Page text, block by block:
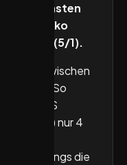
(7), Niko
Wieling (5/1).
auch zwischen
Wiehen. So
des TuS
6) nur 4
allerdings die